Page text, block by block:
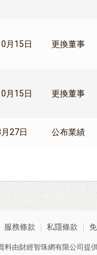
月15日 更換董事
月15日 更換董事
27日 公布業績
服務條款 私隱條款
料由財經智珠網有限公司提